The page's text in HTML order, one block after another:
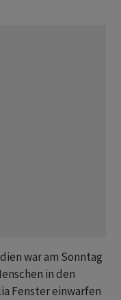
war am Sonntag
in den
Fenster einwarfen